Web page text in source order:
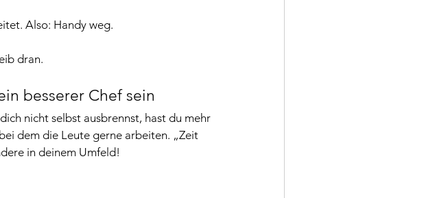
Also: Handy weg.
dran.
besserer Chef sein
nicht selbst ausbrennst, hast du mehr
dem die Leute gerne arbeiten. „Zeit
in deinem Umfeld!